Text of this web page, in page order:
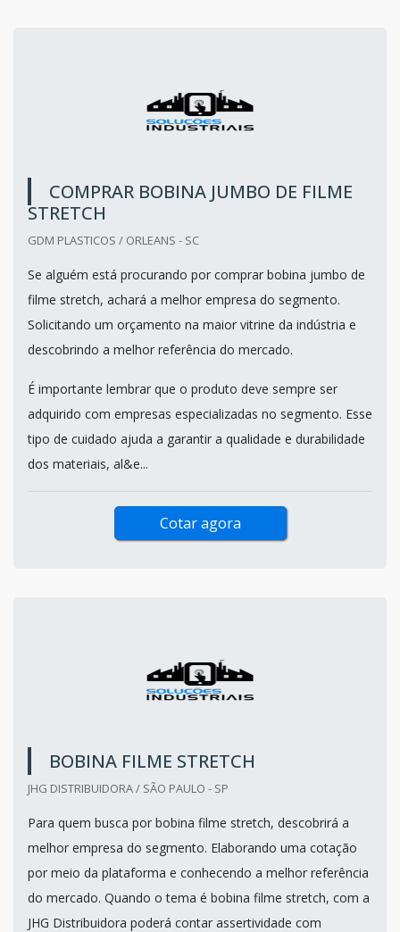
COMPRAR BOBINA JUMBO DE FILME
STRETCH
GDM PLASTICOS / ORLEANS - SC
Se alguém está procurando por comprar bobina jumbo de
filme stretch, achará a melhor empresa do segmento.
Solicitando um orçamento na maior vitrine da indústria e
descobrindo a melhor referência do mercado.
É importante lembrar que o produto deve sempre ser
adquirido com empresas especializadas no segmento. Esse
tipo de cuidado ajuda a garantir a qualidade e durabilidade
dos materiais, al&e...
Cotar agora
BOBINA FILME STRETCH
JHG DISTRIBUIDORA / SÃO PAULO - SP
Para quem busca por bobina filme stretch, descobrirá a
melhor empresa do segmento. Elaborando uma cotação
por meio da plataforma e conhecendo a melhor referência
do mercado. Quando o tema é bobina filme stretch, com a
JHG Distribuidora poderá contar assertividade com